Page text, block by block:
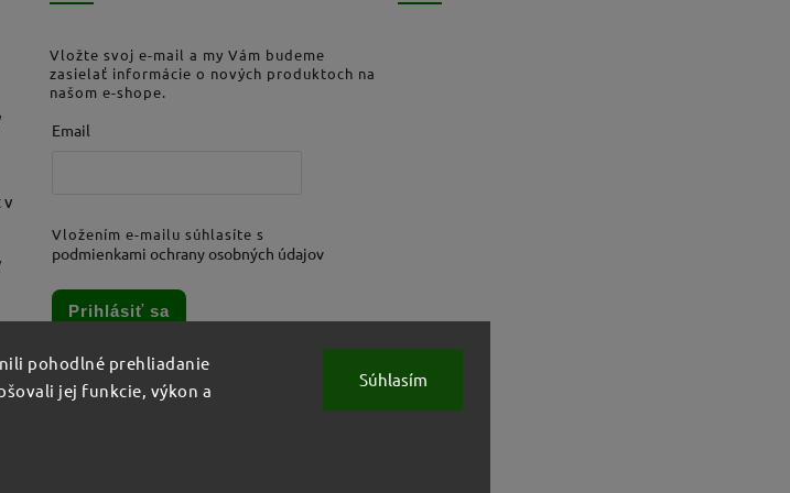
pohodlné prehliadanie
jej funkcie, výkon a
Súhlasím
v
Vložte svoj e-mail a my Vám budeme
zasielať informácie o nových produktoch na
našom e-shope.
Email
Vložením e-mailu súhlasíte s
podmienkami ochrany osobných údajov
Prihlásiť sa